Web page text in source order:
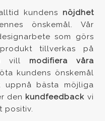
kundens nöjdhet
önskemål. Vår
som görs
tillverkas på
vill modifiera våra
kundens önskemål
bästa möjliga
den kundfeedback vi
positiv.